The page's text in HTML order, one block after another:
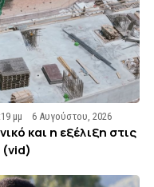
μμ 6 Αυγούστου, 2026
και η εξέλιξη στις
(vid)